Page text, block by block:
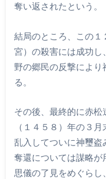
奪い返されたという。
結局のところ、この１
宮）の殺害には成功
野の郷民の反撃によ
る。
その後、最終的に赤松
（１４５８）年の３
乱入してついに神璽
奪還については謀略が
思儀の了見をめぐら